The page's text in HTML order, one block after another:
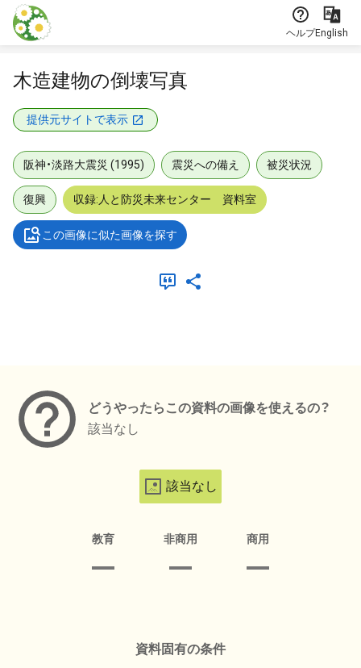
本文に飛ぶ
ヘルプEnglish
木造建物の倒壊写真
提供元サイトで表示
阪神・淡路大震災 (1995) 震災への備え 被災状況
復興 収録:人と防災未来センター 資料室
この画像に似た画像を探す
どうやったらこの資料の画像を使えるの？
該当なし
該当なし
教育 非商用 商用
資料固有の条件